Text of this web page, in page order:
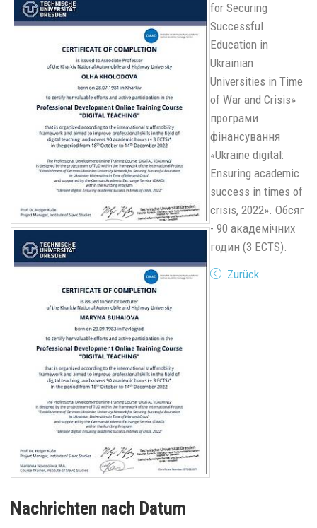
for Securing
Successful
Education in
Ukrainian
Universities in Time
of War and Crisis»
програми
фінансування
«Ukraine digital:
Ensuring academic
success in times of
crisis, 2022». Обсяг
- 90 академічних
годин (3 ECTS).
Zurück
Nachrichten nach Datum